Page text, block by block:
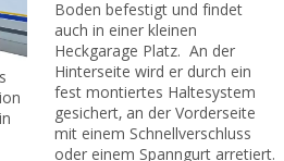
Boden befestigt und findet
auch in einer kleinen
Heckgarage Platz. An der
Hinterseite wird er durch ein
fest montiertes Haltesystem
gesichert, an der Vorderseite
mit einem Schnellverschluss
oder einem Spanngurt arretiert.